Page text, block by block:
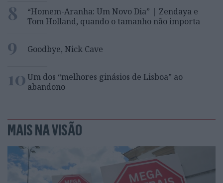
8
“Homem-Aranha: Um Novo Dia” | Zendaya e
Tom Holland, quando o tamanho não importa
9 Goodbye, Nick Cave
10Um dos “melhores ginásios de Lisboa” ao
abandono
MAIS NA VISÃO